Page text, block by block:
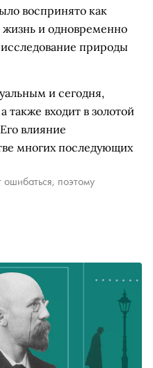
воспринято как
и одновременно
природы
и сегодня,
также входит в золотой
влияние
многих последующих
поэтому